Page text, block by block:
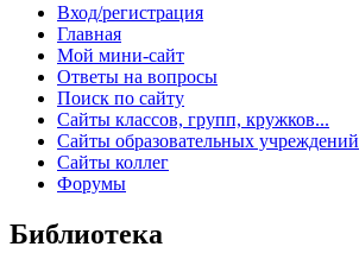
Вход/регистрация
Главная
Мой мини-сайт
Ответы на вопросы
Поиск по сайту
Сайты классов, групп, кружков...
Сайты образовательных учреждений
Сайты коллег
Форумы
Библиотека